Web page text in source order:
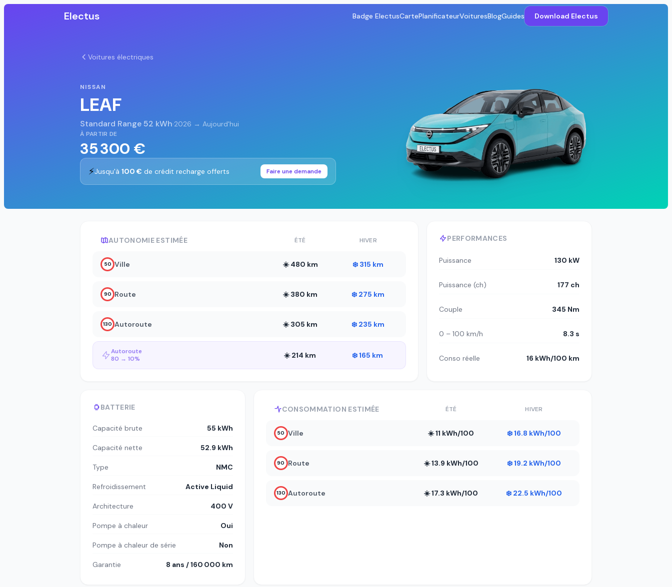
Electus Badge ElectusCartePlanificateurVoituresBlogGuides Download Electus
Voitures électriques
NISSAN
LEAF
Standard Range 52 kWh·2026 → Aujourd'hui
À PARTIR DE
35 300 €
⚡Jusqu'à 100 € de crédit recharge offerts Faire une demande
AUTONOMIE ESTIMÉE ÉTÉ HIVER
50 Ville ☀️ 480 km ❄️ 315 km
90 Route ☀️ 380 km ❄️ 275 km
130 Autoroute ☀️ 305 km ❄️ 235 km
Autoroute
80 → 10%
☀️ 214 km ❄️ 165 km
PERFORMANCES
Puissance 130 kW
Puissance (ch) 177 ch
Couple 345 Nm
0 – 100 km/h 8.3 s
Conso réelle 16 kWh/100 km
BATTERIE
Capacité brute 55 kWh
Capacité nette 52.9 kWh
Type NMC
Refroidissement Active Liquid
Architecture 400 V
Pompe à chaleur Oui
Pompe à chaleur de série Non
Garantie 8 ans / 160 000 km
CONSOMMATION ESTIMÉE ÉTÉ HIVER
50 Ville ☀️ 11 kWh/100 ❄️ 16.8 kWh/100
90 Route ☀️ 13.9 kWh/100 ❄️ 19.2 kWh/100
130 Autoroute ☀️ 17.3 kWh/100 ❄️ 22.5 kWh/100